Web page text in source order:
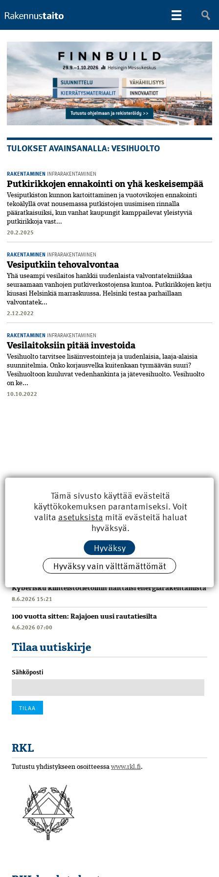
TULOKSET AVAINSANALLA: VESIHUOLTO
RAKENTAMINEN INFRARAKENTAMINEN
Putkirikkojen ennakointi on yhä keskeisempää
Vesiputkiston kunnon kartoittaminen ja vuotovikojen ennakointi
tekoälyllä ovat nousemassa putkistojen uusimisen rinnalla
pääratkaisuiksi, kun vanhat kaupungit kamppailevat yleistyviä
putkirikkoja vast...
20.2.2025
RAKENTAMINEN INFRARAKENTAMINEN
Vesiputkiin tehovalvontaa
Yhä useampi vesilaitos hankkii uudenlaista valvontatekniikkaa
seuraamaan vanhojen putkiverkostojensa kuntoa. Putkirikkojen ketju
kiusasi Helsinkiä marraskuussa. Helsinki testaa parhaillaan
valvontatek...
2.12.2022
RAKENTAMINEN INFRARAKENTAMINEN
Vesilaitoksiin pitää investoida
Vesihuolto tarvitsee lisäinvestointeja ja uudenlaisia, laaja-alaisia
suunnitelmia. Onko korjausvelka kuitenkaan tyrmäävän suuri?
Vesihuoltoon kuuluvat vedenhankinta ja jätevesihuolto. Vesihuolto
on ke...
10.10.2022
Uusimmat
Kyberisku kiinteistötietoihin haittaisi energiarakentamista
8.6.2026 15:21
100 vuotta sitten: Rajajoen uusi rautatiesilta
4.6.2026 07:00
Tilaa uutiskirje
Sähköposti
RKL
Tutustu yhdistykseen osoitteessa www.rkl.fi.
Tämä sivusto käyttää evästeitä
käyttökokemuksen parantamiseksi. Voit
valita asetuksista mitä evästeitä haluat
hyväksyä.
Hyväksy
Hyväksy vain välttämättömät